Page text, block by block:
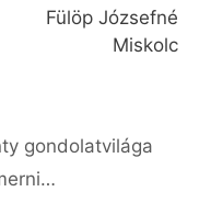
Fülöp Józsefné
Miskolc
gondolatvilága